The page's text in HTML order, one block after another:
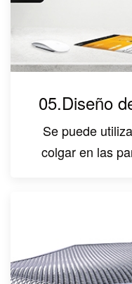
05.Diseño
Se puede
colgar en las